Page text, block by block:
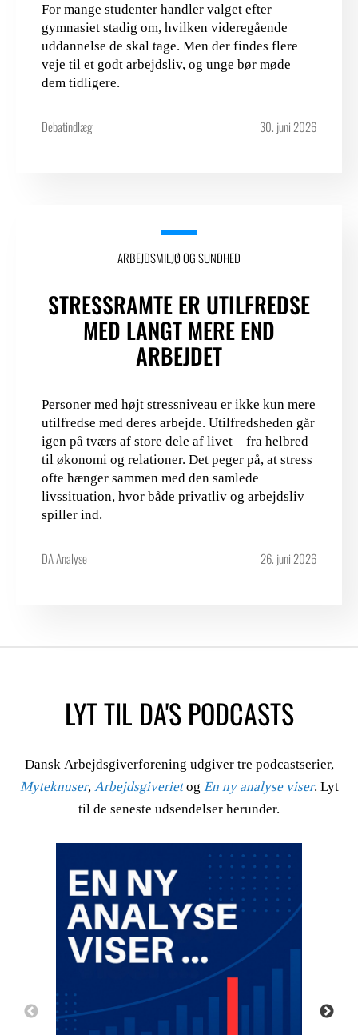
For mange studenter handler valget efter
gymnasiet stadig om, hvilken videregående
uddannelse de skal tage. Men der findes flere
veje til et godt arbejdsliv, og unge bør møde
dem tidligere.
Debatindlæg 30. juni 2026
ARBEJDSMILJØ OG SUNDHED
STRESSRAMTE ER UTILFREDSE
MED LANGT MERE END
ARBEJDET
Personer med højt stressniveau er ikke kun mere
utilfredse med deres arbejde. Utilfredsheden går
igen på tværs af store dele af livet – fra helbred
til økonomi og relationer. Det peger på, at stress
ofte hænger sammen med den samlede
livssituation, hvor både privatliv og arbejdsliv
spiller ind.
DA Analyse 26. juni 2026
LYT TIL DA'S PODCASTS
Dansk Arbejdsgiverforening udgiver tre podcastserier,
Myteknuser, Arbejdsgiverietog En ny analyse viser. Lyt
til de seneste udsendelser herunder.